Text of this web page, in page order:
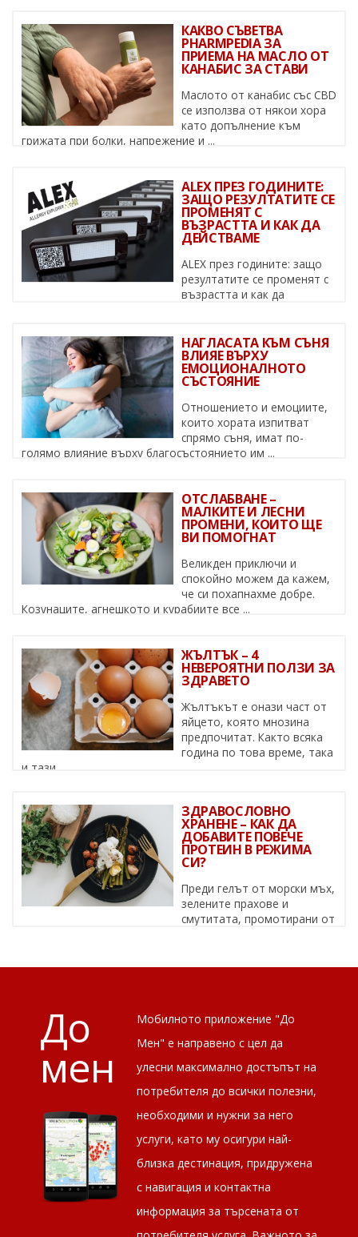
КАКВО СЪВЕТВА
PHARMPEDIA ЗА
ПРИЕМА НА МАСЛО ОТ
КАНАБИС ЗА СТАВИ
Маслото от канабис със CBD
се използва от някои хора
като допълнение към
грижата при болки, напрежение и ...
ALEX ПРЕЗ ГОДИНИТЕ:
ЗАЩО РЕЗУЛТАТИТЕ СЕ
ПРОМЕНЯТ С
ВЪЗРАСТТА И КАК ДА
ДЕЙСТВАМЕ
ALEX през годините: защо
резултатите се променят с
възрастта и как да
НАГЛАСАТА КЪМ СЪНЯ
ВЛИЯЕ ВЪРХУ
ЕМОЦИОНАЛНОТО
СЪСТОЯНИЕ
Отношението и емоциите,
които хората изпитват
спрямо съня, имат по-
голямо влияние върху благосъстоянието им ...
ОТСЛАБВАНЕ –
МАЛКИТЕ И ЛЕСНИ
ПРОМЕНИ, КОИТО ЩЕ
ВИ ПОМОГНАТ
Великден приключи и
спокойно можем да кажем,
че си похапнахме добре.
Козунаците, агнешкото и курабиите все ...
ЖЪЛТЪК – 4
НЕВЕРОЯТНИ ПОЛЗИ ЗА
ЗДРАВЕТО
Жълтъкът е онази част от
яйцето, която мнозина
предпочитат. Както всяка
година по това време, така
и тази, ...
ЗДРАВОСЛОВНО
ХРАНЕНЕ – КАК ДА
ДОБАВИТЕ ПОВЕЧЕ
ПРОТЕИН В РЕЖИМА
СИ?
Преди гелът от морски мъх,
зелените прахове и
смутитата, промотирани от
До
мен
Мобилното приложение "До
Мен" е направено с цел да
улесни максимално достъпът на
потребителя до всички полезни,
необходими и нужни за него
услуги, като му осигури най-
близка дестинация, придружена
с навигация и контактна
информация за търсената от